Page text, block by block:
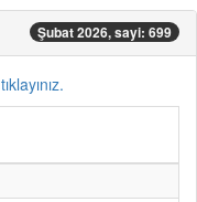
Şubat 2026, sayi: 699